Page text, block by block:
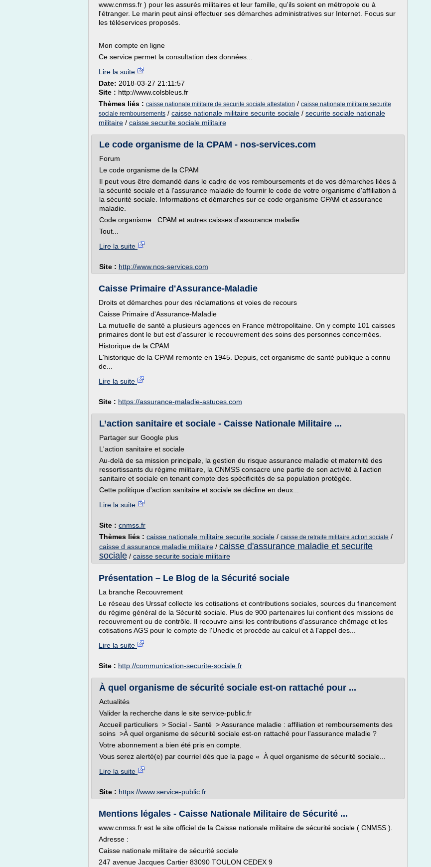
www.cnmss.fr ) pour les assurés militaires et leur famille, qu'ils soient en métropole ou à
l'étranger. Le marin peut ainsi effectuer ses démarches administratives sur Internet. Focus sur
les téléservices proposés.
Mon compte en ligne
Ce service permet la consultation des données...
Lire la suite
Date: 2018-03-27 21:11:57
Site : http://www.colsbleus.fr
Thèmes liés : caisse nationale militaire de securite sociale attestation / caisse nationale militaire securite
sociale remboursements / caisse nationale militaire securite sociale / securite sociale nationale
militaire / caisse securite sociale militaire
Le code organisme de la CPAM - nos-services.com
Forum
Le code organisme de la CPAM
Il peut vous être demandé dans le cadre de vos remboursements et de vos démarches liées à
la sécurité sociale et à l'assurance maladie de fournir le code de votre organisme d'affiliation à
la sécurité sociale. Informations et démarches sur ce code organisme CPAM et assurance
maladie.
Code organisme : CPAM et autres caisses d'assurance maladie
Tout...
Lire la suite
Site : http://www.nos-services.com
Caisse Primaire d'Assurance-Maladie
Droits et démarches pour des réclamations et voies de recours
Caisse Primaire d'Assurance-Maladie
La mutuelle de santé a plusieurs agences en France métropolitaine. On y compte 101 caisses
primaires dont le but est d'assurer le recouvrement des soins des personnes concernées.
Historique de la CPAM
L'historique de la CPAM remonte en 1945. Depuis, cet organisme de santé publique a connu
de...
Lire la suite
Site : https://assurance-maladie-astuces.com
L’action sanitaire et sociale - Caisse Nationale Militaire ...
Partager sur Google plus
L'action sanitaire et sociale
Au-delà de sa mission principale, la gestion du risque assurance maladie et maternité des
ressortissants du régime militaire, la CNMSS consacre une partie de son activité à l'action
sanitaire et sociale en tenant compte des spécificités de sa population protégée.
Cette politique d'action sanitaire et sociale se décline en deux...
Lire la suite
Site : cnmss.fr
Thèmes liés : caisse nationale militaire securite sociale / caisse de retraite militaire action sociale /
caisse d assurance maladie militaire / caisse d'assurance maladie et securite
sociale / caisse securite sociale militaire
Présentation – Le Blog de la Sécurité sociale
La branche Recouvrement
Le réseau des Urssaf collecte les cotisations et contributions sociales, sources du financement
du régime général de la Sécurité sociale. Plus de 900 partenaires lui confient des missions de
recouvrement ou de contrôle. Il recouvre ainsi les contributions d'assurance chômage et les
cotisations AGS pour le compte de l'Unedic et procède au calcul et à l'appel des...
Lire la suite
Site : http://communication-securite-sociale.fr
À quel organisme de sécurité sociale est-on rattaché pour ...
Actualités
Valider la recherche dans le site service-public.fr
Accueil particuliers > Social - Santé > Assurance maladie : affiliation et remboursements des
soins >À quel organisme de sécurité sociale est-on rattaché pour l'assurance maladie ?
Votre abonnement a bien été pris en compte.
Vous serez alerté(e) par courriel dès que la page « À quel organisme de sécurité sociale...
Lire la suite
Site : https://www.service-public.fr
Mentions légales - Caisse Nationale Militaire de Sécurité ...
www.cnmss.fr est le site officiel de la Caisse nationale militaire de sécurité sociale ( CNMSS ).
Adresse :
Caisse nationale militaire de sécurité sociale
247 avenue Jacques Cartier 83090 TOULON CEDEX 9